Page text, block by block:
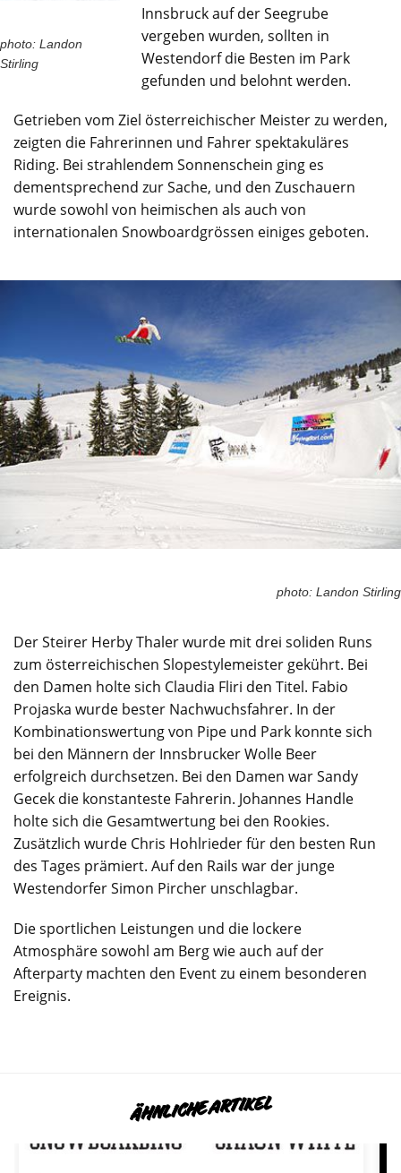
photo: Landon
Stirling
Innsbruck auf der Seegrube
vergeben wurden, sollten in
Westendorf die Besten im Park
gefunden und belohnt werden.
Getrieben vom Ziel österreichischer Meister zu werden,
zeigten die Fahrerinnen und Fahrer spektakuläres
Riding. Bei strahlendem Sonnenschein ging es
dementsprechend zur Sache, und den Zuschauern
wurde sowohl von heimischen als auch von
internationalen Snowboardgrössen einiges geboten.
photo: Landon Stirling
Der Steirer Herby Thaler wurde mit drei soliden Runs
zum österreichischen Slopestylemeister gekührt. Bei
den Damen holte sich Claudia Fliri den Titel. Fabio
Projaska wurde bester Nachwuchsfahrer. In der
Kombinationswertung von Pipe und Park konnte sich
bei den Männern der Innsbrucker Wolle Beer
erfolgreich durchsetzen. Bei den Damen war Sandy
Gecek die konstanteste Fahrerin. Johannes Handle
holte sich die Gesamtwertung bei den Rookies.
Zusätzlich wurde Chris Hohlrieder für den besten Run
des Tages prämiert. Auf den Rails war der junge
Westendorfer Simon Pircher unschlagbar.
Die sportlichen Leistungen und die lockere
Atmosphäre sowohl am Berg wie auch auf der
Afterparty machten den Event zu einem besonderen
Ereignis.
ÄHNLICHE ARTIKEL